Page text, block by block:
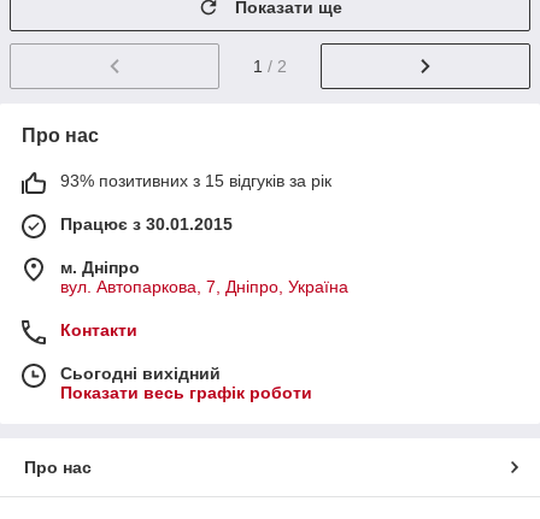
Показати ще
1 / 2
Про нас
93% позитивних з 15 відгуків за рік
Працює з 30.01.2015
м. Дніпро
вул. Автопаркова, 7, Дніпро, Україна
Контакти
Сьогодні вихідний
Показати весь графік роботи
Про нас